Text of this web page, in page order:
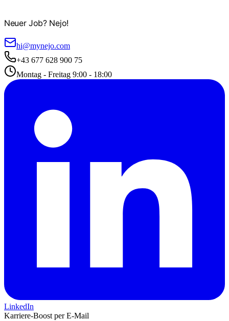
Neuer Job? Nejo!
hi@mynejo.com
+43 677 628 900 75
Montag - Freitag 9:00 - 18:00
LinkedIn
Karriere-Boost per E-Mail